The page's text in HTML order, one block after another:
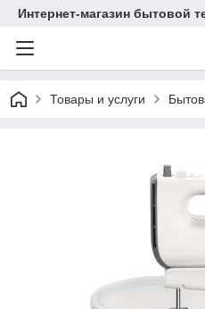
Интернет-магазин бытовой
Товары и услуги